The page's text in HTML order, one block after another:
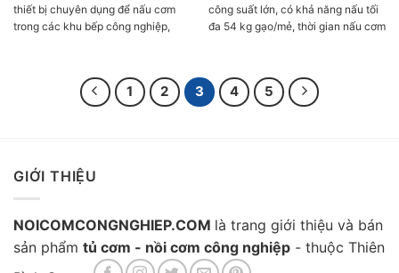
thiết bị chuyên dụng để nấu cơm
trong các khu bếp công nghiệp,
vụ cho một lượng lớn người ăn.
công suất lớn, có khả năng nấu tối
đa 54 kg gạo/mẻ, thời gian nấu cơm
giúp điều chỉnh áp suất trong tủ,
cho hạt cơm chín đều, dẻo mà
không bị nát.
1 2 3 4 5
GIỚI THIỆU
NOICOMCONGNGHIEP.COM là trang giới thiệu và bán
sản phẩm tủ cơm - nồi cơm công nghiệp - thuộc Thiên